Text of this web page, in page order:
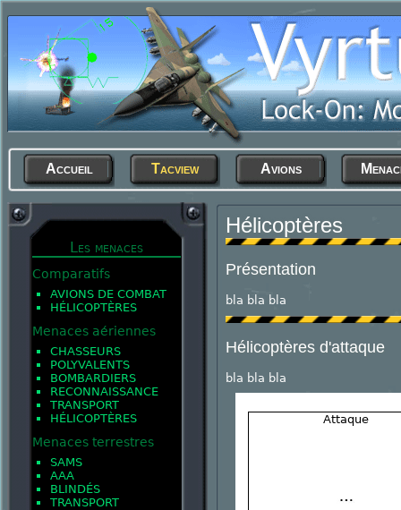
Accueil Tacview Avions
Les menaces
Comparatifs
AVIONS DE COMBAT
HÉLICOPTÈRES
Menaces aériennes
CHASSEURS
POLYVALENTS
BOMBARDIERS
RECONNAISSANCE
TRANSPORT
HÉLICOPTÈRES
Menaces terrestres
SAMS
AAA
BLINDÉS
TRANSPORT
Hélicoptères
Présentation
bla bla bla
Hélicoptères d'attaque
bla bla bla
Attaque